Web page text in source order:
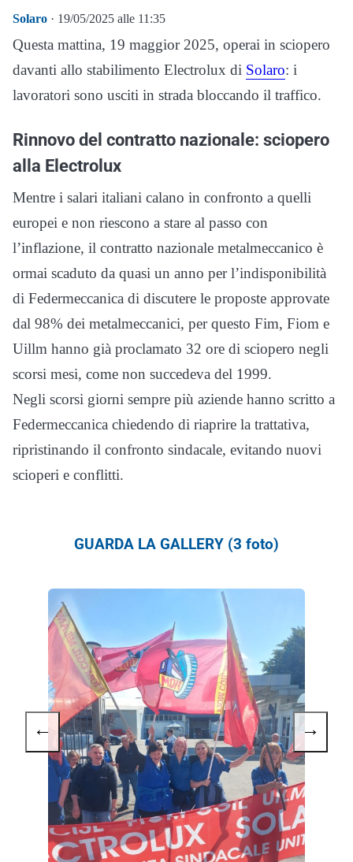
Solaro · 19/05/2025 alle 11:35
Questa mattina, 19 maggior 2025, operai in sciopero
davanti allo stabilimento Electrolux di Solaro: i
lavoratori sono usciti in strada bloccando il traffico.
Rinnovo del contratto nazionale: sciopero
alla Electrolux
Mentre i salari italiani calano in confronto a quelli
europei e non riescono a stare al passo con
l’inflazione, il contratto nazionale metalmeccanico è
ormai scaduto da quasi un anno per l’indisponibilità
di Federmeccanica di discutere le proposte approvate
dal 98% dei metalmeccanici, per questo Fim, Fiom e
Uillm hanno già proclamato 32 ore di sciopero negli
scorsi mesi, come non succedeva del 1999.
Negli scorsi giorni sempre più aziende hanno scritto a
Federmeccanica chiedendo di riaprire la trattativa,
ripristinando il confronto sindacale, evitando nuovi
scioperi e conflitti.
GUARDA LA GALLERY (3 foto)
← →